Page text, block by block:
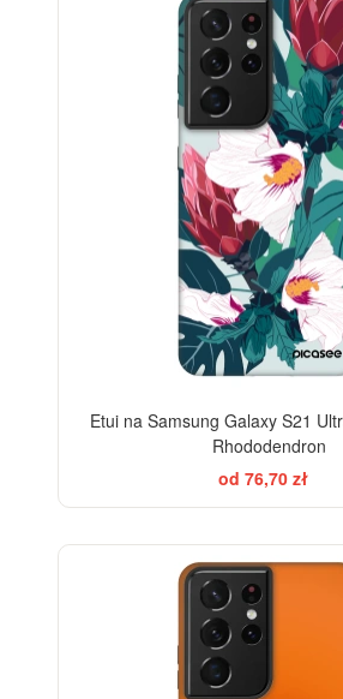
Etui na Samsung Galaxy S21
Rhododendron
od 76,70 zł